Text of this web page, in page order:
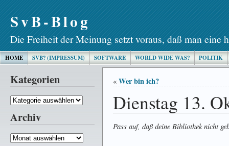
SvB-Blog
Die Freiheit der Meinung setzt voraus, daß man eine
HOME SVB? (IMPRESSUM) SOFTWARE WORLD WIDE WAS? POLITIK
Kategorien
Kategorien
Archiv
Archiv
« Wer bin ich?
Dienstag 13.
Pass auf, daß deine Bibliothek nicht